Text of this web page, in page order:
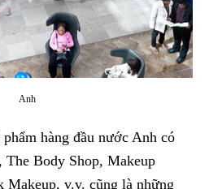
Anh
hàng đầu nước Anh có
The Body Shop, Makeup
Makeup, v.v. cũng là những